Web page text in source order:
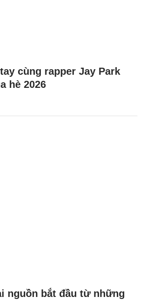
cùng rapper Jay Park
hè 2026
nguồn bắt đầu từ những